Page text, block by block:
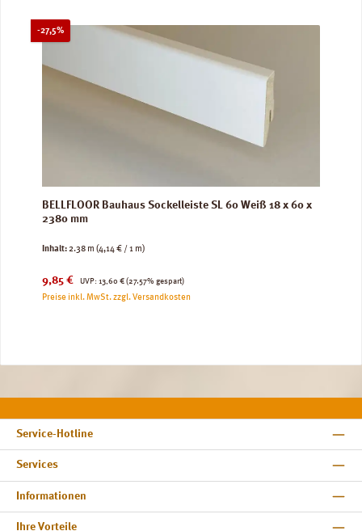
-27,5%Rabatt
BELLFLOOR Bauhaus Sockelleiste SL 60 Weiß 18 x 60 x
2380 mm
Inhalt:2.38 m (4,14 € / 1 m)
Verkaufspreis:
9,85 € UVP:
Regulärer Preis:
13,60 € (27.57% gespart)
Preise inkl. MwSt. zzgl. Versandkosten
Service-Hotline
Services
Informationen
Ihre Vorteile